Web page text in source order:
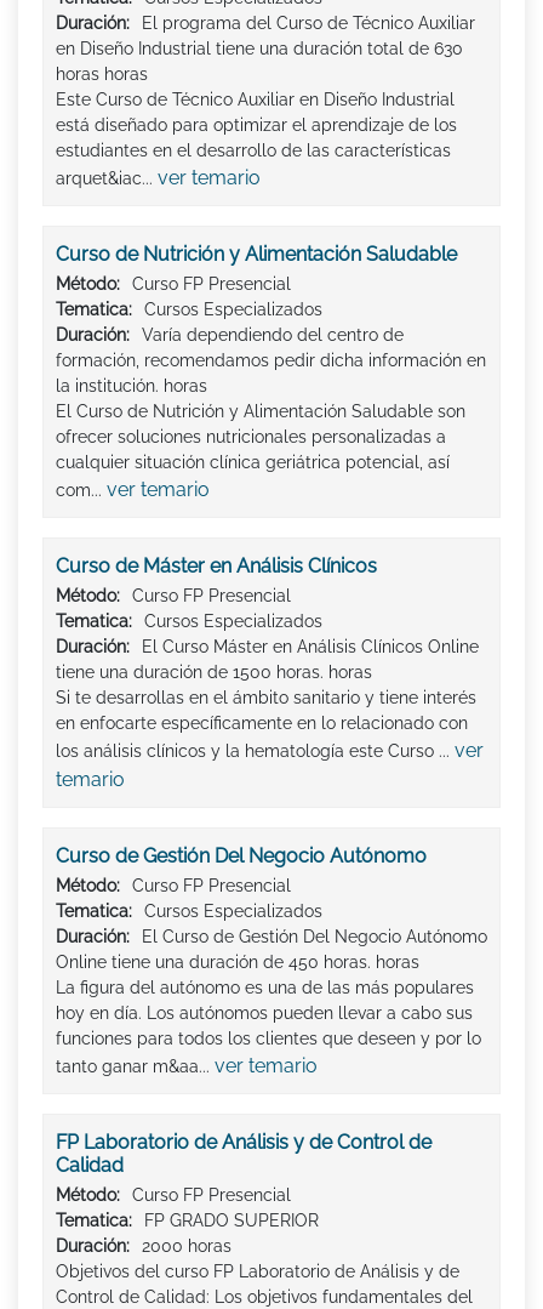
Duración:
El programa del Curso de Técnico Auxiliar
en Diseño Industrial tiene una duración total de 630
horas horas
Este Curso de Técnico Auxiliar en Diseño Industrial
está diseñado para optimizar el aprendizaje de los
estudiantes en el desarrollo de las características
arquet&iac... ver temario
Curso de Nutrición y Alimentación Saludable
Método:
Curso FP Presencial
Tematica:
Cursos Especializados
Duración:
Varía dependiendo del centro de
formación, recomendamos pedir dicha información en
la institución. horas
El Curso de Nutrición y Alimentación Saludable son
ofrecer soluciones nutricionales personalizadas a
cualquier situación clínica geriátrica potencial, así
com... ver temario
Curso de Máster en Análisis Clínicos
Método:
Curso FP Presencial
Tematica:
Cursos Especializados
Duración:
El Curso Máster en Análisis Clínicos Online
tiene una duración de 1500 horas. horas
Si te desarrollas en el ámbito sanitario y tiene interés
en enfocarte específicamente en lo relacionado con
los análisis clínicos y la hematología este Curso ... ver
temario
Curso de Gestión Del Negocio Autónomo
Método:
Curso FP Presencial
Tematica:
Cursos Especializados
Duración:
El Curso de Gestión Del Negocio Autónomo
Online tiene una duración de 450 horas. horas
La figura del autónomo es una de las más populares
hoy en día. Los autónomos pueden llevar a cabo sus
funciones para todos los clientes que deseen y por lo
tanto ganar m&aa... ver temario
FP Laboratorio de Análisis y de Control de
Calidad
Método:
Curso FP Presencial
Tematica:
FP GRADO SUPERIOR
Duración:
2000 horas
Objetivos del curso FP Laboratorio de Análisis y de
Control de Calidad: Los objetivos fundamentales del